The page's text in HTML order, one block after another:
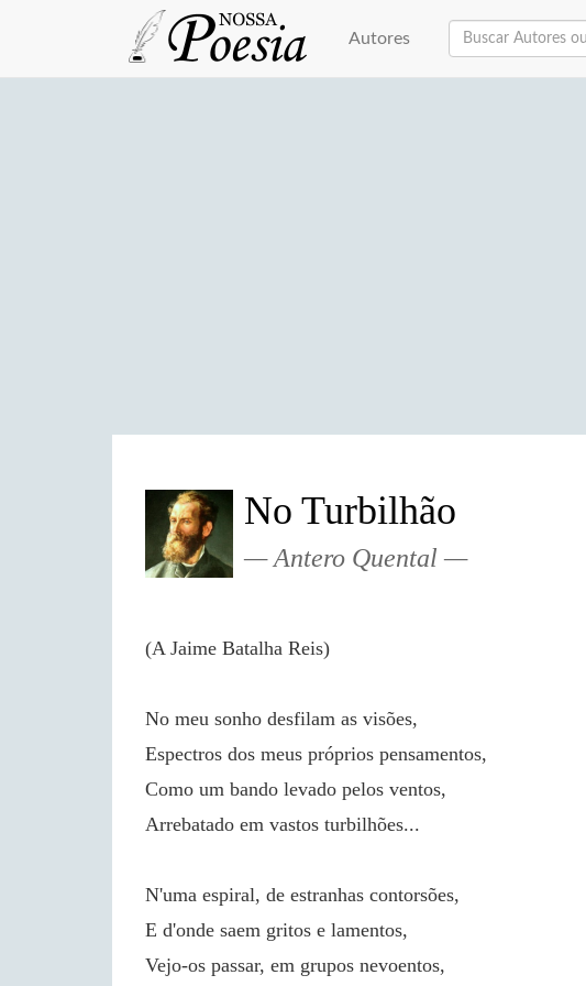
Autores
No Turbilhão
Antero Quental
(A Jaime Batalha Reis)
No meu sonho desfilam as visões,
Espectros dos meus próprios pensamentos,
Como um bando levado pelos ventos,
Arrebatado em vastos turbilhões...
N'uma espiral, de estranhas contorsões,
E d'onde saem gritos e lamentos,
Vejo-os passar, em grupos nevoentos,